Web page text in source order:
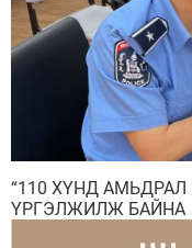
“110 ХҮНД
ҮРГЭЛЖИЛЖ БАЙНА